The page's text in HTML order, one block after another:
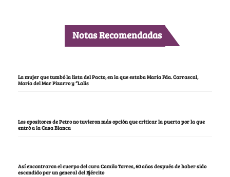
Notas Recomendadas
La mujer que tumbó la lista del Pacto, en la que estaba María Fda. Carrascal,
María del Mar Pizarro y “Lalis
Los opositores de Petro no tuvieron más opción que criticar la puerta por la que
entró a la Casa Blanca
Así encontraron el cuerpo del cura Camilo Torres, 60 años después de haber sido
escondido por un general del Ejército